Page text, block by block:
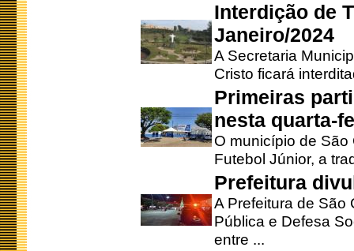
Interdição de
Janeiro/2024
A Secretaria
Cristo ficará
Primeiras
nesta quarta-
O município de
Futebol Júnior, a
Prefeitura
A Prefeitura de São
Pública e Defesa
entre ...